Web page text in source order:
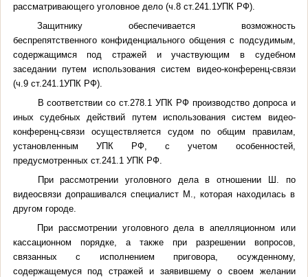
рассматривающего уголовное дело (ч.8 ст.241.1УПК РФ).
Защитнику обеспечивается возможность
беспрепятственного конфиденциального общения с подсудимым,
содержащимся под стражей и участвующим в судебном
заседании путем использования систем видео-конференц-связи
(ч.9 ст.241.1УПК РФ).
В соответствии со ст.278.1 УПК РФ производство допроса и
иных судебных действий путем использования систем видео-
конференц-связи осуществляется судом по общим правилам,
установленным УПК РФ, с учетом особенностей,
предусмотренных ст.241.1 УПК РФ.
При рассмотрении уголовного дела в отношении Ш. по
видеосвязи допрашивался специалист М., которая находилась в
другом городе.
При рассмотрении уголовного дела в апелляционном или
кассационном порядке, а также при разрешении вопросов,
связанных с исполнением приговора, осужденному,
содержащемуся под стражей и заявившему о своем желании